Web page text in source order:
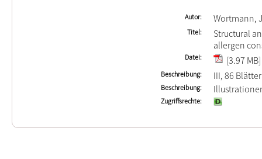
Autor Wortmann,
Titel
Structural
allergen
Datei [3.97 MB]
Beschreibung III, 86 Blätter
Beschreibung
Zugriffsrechte